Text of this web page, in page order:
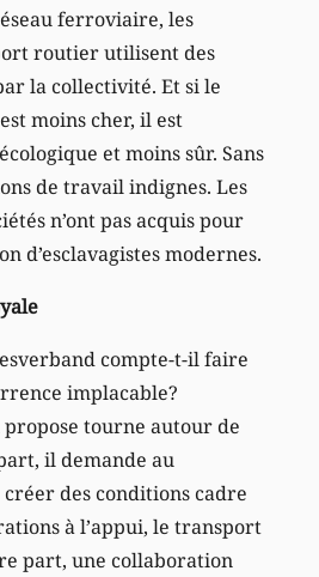
ferroviaire, les
routier utilisent des
la collectivité. Et si le
moins cher, il est
et moins sûr. Sans
de travail indignes. Les
n’ont pas acquis pour
d’esclavagistes modernes.
compte-t-il faire
implacable?
propose tourne autour de
il demande au
des conditions cadre
à l’appui, le transport
part, une collaboration